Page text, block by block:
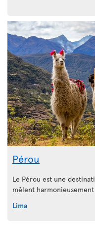
Pérou
Le Pérou est une
mêlent
Lima